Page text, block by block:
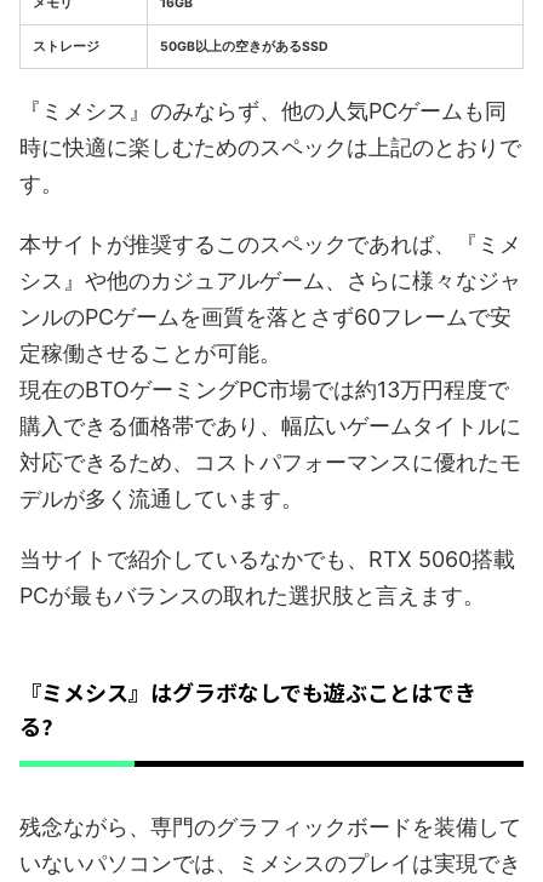
ストレージ 50GB以上の空きがあるSSD
『ミメシス』のみならず、他の人気PCゲームも同
時に快適に楽しむためのスペックは上記のとおりで
す。
本サイトが推奨するこのスペックであれば、『ミメ
シス』や他のカジュアルゲーム、さらに様々なジャ
ンルのPCゲームを画質を落とさず60フレームで安
定稼働させることが可能。
現在のBTOゲーミングPC市場では約13万円程度で
購入できる価格帯であり、幅広いゲームタイトルに
対応できるため、コストパフォーマンスに優れたモ
デルが多く流通しています。
当サイトで紹介しているなかでも、RTX 5060搭載
PCが最もバランスの取れた選択肢と言えます。
『ミメシス』はグラボなしでも遊ぶことはでき
る?
残念ながら、専門のグラフィックボードを装備して
いないパソコンでは、ミメシスのプレイは実現でき